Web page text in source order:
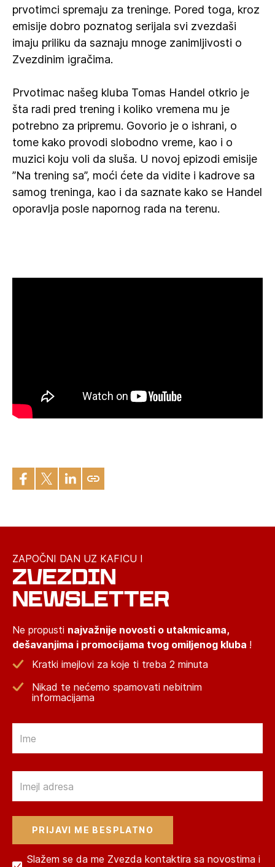
prvotimci spremaju za treninge. Pored toga, kroz
emisije dobro poznatog serijala svi zvezdaši
imaju priliku da saznaju mnoge zanimljivosti o
Zvezdinim igračima.
Prvotimac našeg kluba Tomas Handel otkrio je
šta radi pred trening i koliko vremena mu je
potrebno za pripremu. Govorio je o ishrani, o
tome kako provodi slobodno vreme, kao i o
muzici koju voli da sluša. U novoj epizodi emisije
”Na trening sa”, moći ćete da vidite i kadrove sa
samog treninga, kao i da saznate kako se Handel
oporavlja posle napornog rada na terenu.
ZAPOČNI DAN UZ KAFICU I
ZVEZDIN
NEWSLETTER
Ne propusti najvažnije novosti o utakmicama,
dešavanjima i promocijama tvog omiljenog kluba !
Kratki imejlovi za koje ti treba 2 minuta
Nikad te nećemo spamovati nebitnim
informacijama
Slažem se da me Zvezda kontaktira sa novostima i